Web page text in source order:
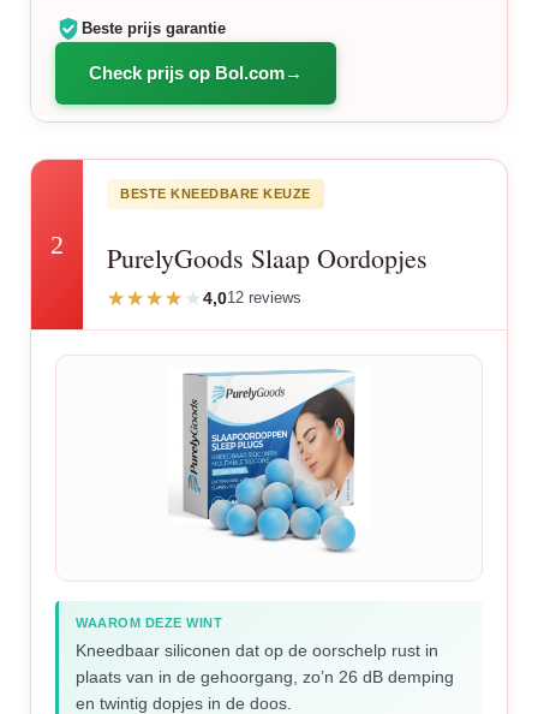
Beste prijs garantie
Check prijs op Bol.com
2
BESTE KNEEDBARE KEUZE
PurelyGoods Slaap Oordopjes
4,012 reviews
WAAROM DEZE WINT
Kneedbaar siliconen dat op de oorschelp rust in
plaats van in de gehoorgang, zo’n 26 dB demping
en twintig dopjes in de doos.